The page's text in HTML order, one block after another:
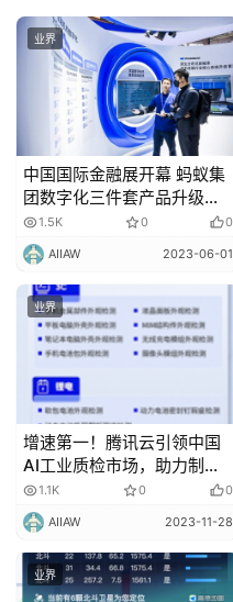
业界
中国国际金融展开幕 蚂蚁集
团数字化三件套产品升级更
易用
1.5K 0 0
AIIAW 2023-06-01
业界
增速第一！腾讯云引领中国
AI工业质检市场，助力制造
业数字化转型
1.1K 0 0
AIIAW 2023-11-28
业界